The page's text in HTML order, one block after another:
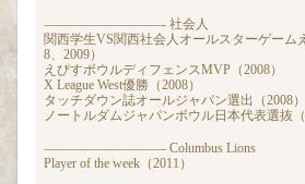
—————————- 社会人
関西学生VS関西社会人オールスターゲーム
8、2009）
えびすボウルディフェンスMVP（2008）
X League West優勝（2008）
タッチダウン誌オールジャパン選出（2008）
ノートルダムジャパンボウル日本代表選抜（
—————————- Columbus Lions
Player of the week（2011）